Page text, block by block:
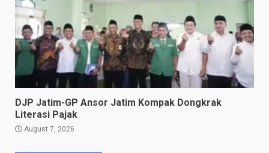
DJP Jatim-GP Ansor Jatim Kompak Dongkrak
Literasi Pajak
August 7, 2026